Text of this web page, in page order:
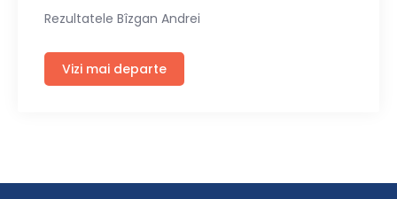
Rezultatele Bîzgan Andrei
Vizi mai departe